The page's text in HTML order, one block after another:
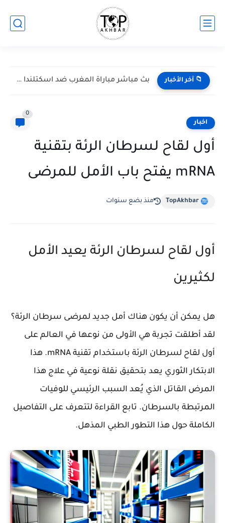
📁 آخر الأخبار بث مباشر مباراة المغرب ضد اسكتلندا في كأس العالم 2026...
اخبار
0
أول لقاح لسرطان الرئة بتقنية
mRNA يفتح باب الأمل للمرضى
TopAkhbar منذ بضع سنوات
أول لقاح لسرطان الرئة يعيد الأمل
لكثيرين
هل يمكن أن يكون هناك أمل جديد لمرضى سرطان الرئة؟
لقد أطلقت تجربة هي الأولى من نوعها في العالم على
أول لقاح لسرطان الرئة باستخدام تقنية mRNA
. هذا
الابتكار الثوري يعد بتحقيق نقلة نوعية في علاج هذا
المرض القاتل الذي يُعد السبب الرئيسي للوفيات
المرتبطة بالسرطان. تابع القراءة لتتعرف على التفاصيل
الكاملة حول هذا التطور الطبي المذهل.